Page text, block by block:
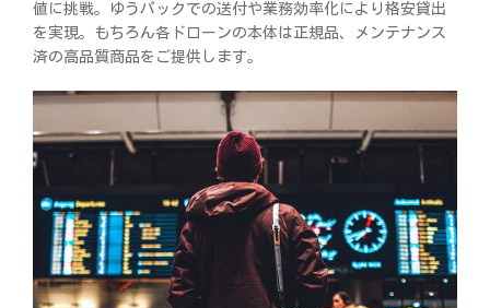
値に挑戦。ゆうパックでの送付や業務効率化により格安貸出
を実現。もちろん各ドローンの本体は正規品、メンテナンス
済の高品質商品をご提供します。